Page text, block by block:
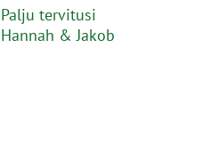
Palju tervitusi
Hannah & Jakob